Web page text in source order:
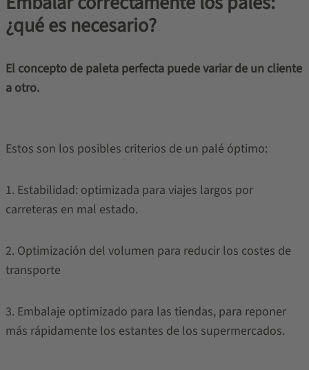
¿qué es necesario?
El concepto de paleta perfecta puede variar de un cliente
a otro.
Estos son los posibles criterios de un palé óptimo:
1. Estabilidad: optimizada para viajes largos por
carreteras en mal estado.
2. Optimización del volumen para reducir los costes de
transporte
3. Embalaje optimizado para las tiendas, para reponer
más rápidamente los estantes de los supermercados.